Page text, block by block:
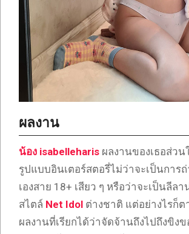
ผลงาน
น้อง isabelleharis ผลงานของเธอส่ว
รูปแบบอินเตอร์สตอรี่ไม่ว่าจะเป็นการ
เองสาย 18+ เสียว ๆ หรือว่าจะเป็นลีล
สไตล์ Net Idol ต่างชาติ แต่อย่างไรก็
ผลงานที่เรียกได้ว่าจัดจ้านถึงไปถึงขิงข